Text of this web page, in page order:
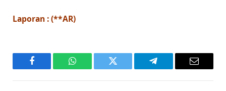
Laporan : (**AR)
Facebook WhatsAppTwitter Telegram Email